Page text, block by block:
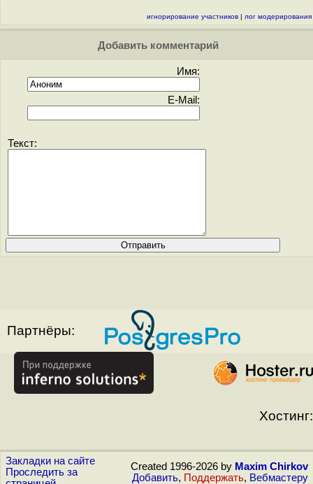
игнорирование участников | лог модерирования
Добавить комментарий
Имя:
E-Mail:
Текст:
Партнёры:
Хостинг:
Закладки на сайте
Проследить за
Created 1996-2026 by Maxim Chirkov
Добавить, Поддержать, Вебмастеру